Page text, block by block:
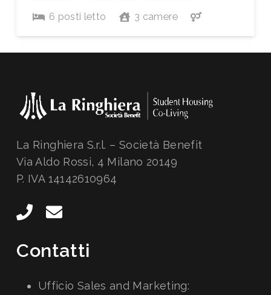
6 posti letto 3 camere
La Ringhiera S.r.l. – Società Benefit
Via Aldo Rossi, 4 Milano 20149
P. IVA 14142610964
Contatti
Ufficio Sales and Marketing: